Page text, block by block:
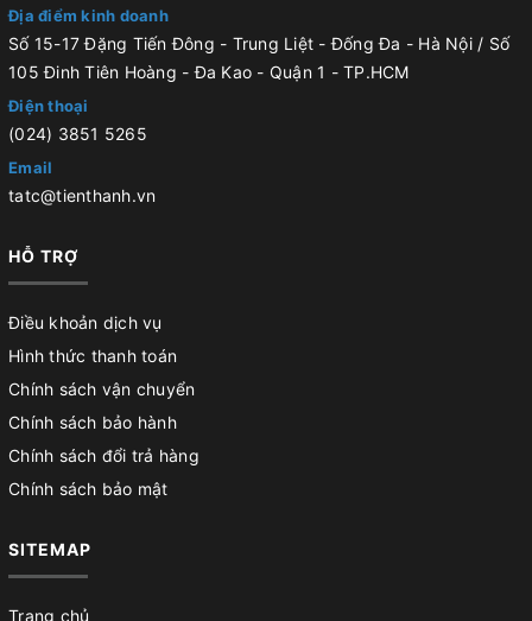
Địa điểm kinh doanh
Số 15-17 Đặng Tiến Đông - Trung Liệt - Đống Đa - Hà Nội / Số
105 Đinh Tiên Hoàng - Đa Kao - Quận 1 - TP.HCM
Điện thoại
(024) 3851 5265
Email
tatc@tienthanh.vn
HỖ TRỢ
Điều khoản dịch vụ
Hình thức thanh toán
Chính sách vận chuyển
Chính sách bảo hành
Chính sách đổi trả hàng
Chính sách bảo mật
SITEMAP
Trang chủ